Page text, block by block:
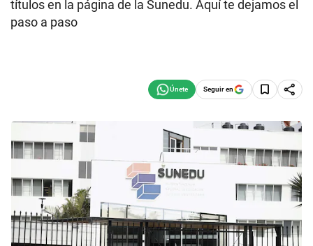
títulos en la página de la Sunedu. Aquí te dejamos el
paso a paso
Seguir en